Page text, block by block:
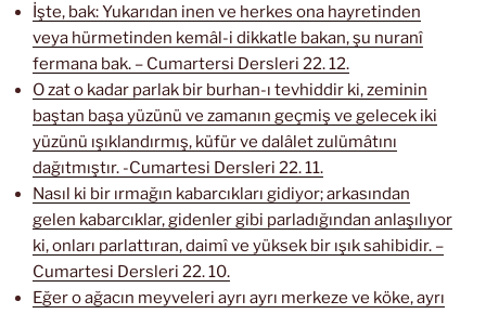
İşte, bak: Yukarıdan inen ve herkes ona hayretinden
veya hürmetinden kemâl-i dikkatle bakan, şu nuranî
fermana bak. – Cumartersi Dersleri 22. 12.
O zat o kadar parlak bir burhan-ı tevhiddir ki, zeminin
baştan başa yüzünü ve zamanın geçmiş ve gelecek iki
yüzünü ışıklandırmış, küfür ve dalâlet zulümâtını
dağıtmıştır. -Cumartesi Dersleri 22. 11.
Nasıl ki bir ırmağın kabarcıkları gidiyor; arkasından
gelen kabarcıklar, gidenler gibi parladığından anlaşılıyor
ki, onları parlattıran, daimî ve yüksek bir ışık sahibidir. –
Cumartesi Dersleri 22. 10.
Eğer o ağacın meyveleri ayrı ayrı merkeze ve köke, ayrı